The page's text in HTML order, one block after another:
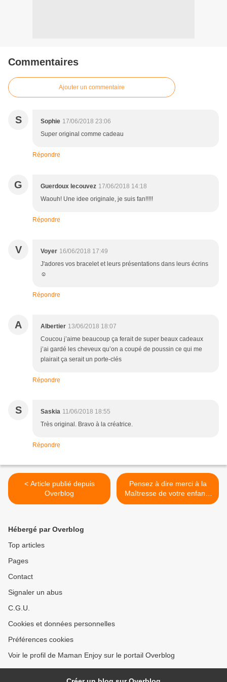
Commentaires
Ajouter un commentaire
S Sophie 17/06/2018 23:06
Super original comme cadeau
Répondre
G Guerdoux lecouvez 17/06/2018 14:18
Waouh! Une idee originale, je suis fan!!!!!
Répondre
V Voyer 16/06/2018 17:49
J'adores vos bracelet et leurs présentations dans leurs écrins
☺
Répondre
A Albertier 13/06/2018 18:07
Coucou j’aime beaucoup ça ferait de super beaux cadeaux
j’ai gardé les cheveux qu’on a coupé de poussin ce qui me
plairait ça serait un porte-clés
Répondre
S Saskia 11/06/2018 18:55
Très original. Bravo à la créatrice.
Répondre
< Article publié depuis
Overblog
Pensez à dire merci à la
Maîtresse de votre enfant !
>
Hébergé par Overblog
Top articles
Pages
Contact
Signaler un abus
C.G.U.
Cookies et données personnelles
Préférences cookies
Voir le profil de Maman Enjoy sur le portail Overblog